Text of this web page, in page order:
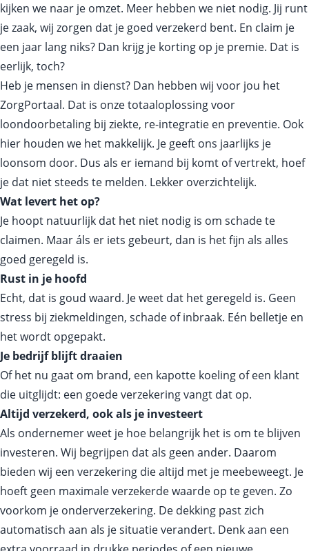
kijken we naar je omzet. Meer hebben we niet nodig. Jij runt
je zaak, wij zorgen dat je goed verzekerd bent. En claim je
een jaar lang niks? Dan krijg je korting op je premie. Dat is
eerlijk, toch?
Heb je mensen in dienst? Dan hebben wij voor jou het
ZorgPortaal. Dat is onze totaaloplossing voor
loondoorbetaling bij ziekte, re-integratie en preventie. Ook
hier houden we het makkelijk. Je geeft ons jaarlijks je
loonsom door. Dus als er iemand bij komt of vertrekt, hoef
je dat niet steeds te melden. Lekker overzichtelijk.
Wat levert het op?
Je hoopt natuurlijk dat het niet nodig is om schade te
claimen. Maar áls er iets gebeurt, dan is het fijn als alles
goed geregeld is.
Rust in je hoofd
Echt, dat is goud waard. Je weet dat het geregeld is. Geen
stress bij ziekmeldingen, schade of inbraak. Eén belletje en
het wordt opgepakt.
Je bedrijf blijft draaien
Of het nu gaat om brand, een kapotte koeling of een klant
die uitglijdt: een goede verzekering vangt dat op.
Altijd verzekerd, ook als je investeert
Als ondernemer weet je hoe belangrijk het is om te blijven
investeren. Wij begrijpen dat als geen ander. Daarom
bieden wij een verzekering die altijd met je meebeweegt. Je
hoeft geen maximale verzekerde waarde op te geven. Zo
voorkom je onderverzekering. De dekking past zich
automatisch aan als je situatie verandert. Denk aan een